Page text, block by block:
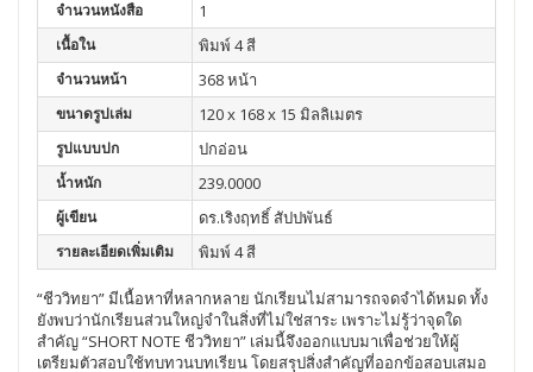
จำนวนหนังสือ 1
เนื้อใน พิมพ์ 4 สี
จำนวนหน้า 368 หน้า
ขนาดรูปเล่ม 120 x 168 x 15 มิลลิเมตร
รูปแบบปก ปกอ่อน
น้ำหนัก 239.0000
ผู้เขียน ดร.เริงฤทธิ์ สัปปพันธ์
รายละเอียดเพิ่มเติม พิมพ์ 4 สี
“ชีววิทยา” มีเนื้อหาที่หลากหลาย นักเรียนไม่สามารถจดจำได้หมด ทั้ง
ยังพบว่านักเรียนส่วนใหญ่จำในสิ่งที่ไม่ใช่สาระ เพราะไม่รู้ว่าจุดใด
สำคัญ “SHORT NOTE ชีววิทยา” เล่มนี้จึงออกแบบมาเพื่อช่วยให้ผู้
เตรียมตัวสอบใช้ทบทวนบทเรียน โดยสรุปสิ่งสำคัญที่ออกข้อสอบเสมอ